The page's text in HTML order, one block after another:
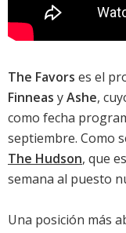
The Favors es el
Finneas yAshe,
como fecha
septiembre. Como
The Hudson, que
semana al puesto
Una posición más